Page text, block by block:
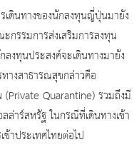
เดินทางของนักลงทุนญี่ปุ่นมายัง
กรรมการส่งเสริมการลงทุน
งทุนประสงค์จะเดินทางมายัง
างสาธารณสุขกล่าวคือ
Quarantine) รวมถึงมี
าร์สหรัฐ ในกรณีที่เดินทางเข้า
าประเทศไทยต่อไป